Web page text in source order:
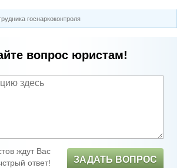
госнаркоконтроля
вопрос юристам!
ждут Вас
ответ!
ЗАДАТЬ ВОПРОС